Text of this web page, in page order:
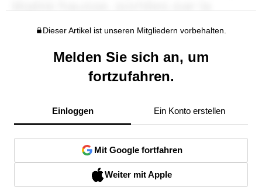
Dieser Artikel ist unseren Mitgliedern vorbehalten.
Melden Sie sich an, um
fortzufahren.
Einloggen Ein Konto erstellen
Mit Google fortfahren
Weiter mit Apple